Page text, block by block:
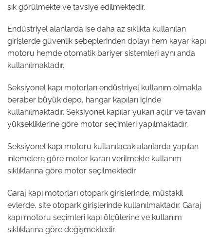
sık görülmekte ve tavsiye edilmektedir.
Endüstriyel alanlarda ise daha az sıklıkta kullanılan
girişlerde güvenlik sebeplerinden dolayı hem kayar kapı
motoru hemde otomatik bariyer sistemleri aynı anda
kullanılmaktadır.
Seksiyonel kapı motorları endüstriyel kullanım olmakla
beraber büyük depo, hangar kapıları içinde
kullanılmaktadır. Seksiyonel kapılar yukarı açılır ve tavan
yüksekliklerine göre motor seçimleri yapılmaktadır.
Seksiyonel kapı motoru kullanılacak alanlarda yapılan
inlemelere göre motor kararı verilmekte kullanım
sıklıklarına göre motor seçilmektedir.
Garaj kapı motorları otopark girişlerinde, müstakil
evlerde, site otopark girişlerinde kullanılmaktadır. Garaj
kapı motoru seçimleri kapı ölçülerine ve kullanım
sıklıklarına göre değişmektedir.